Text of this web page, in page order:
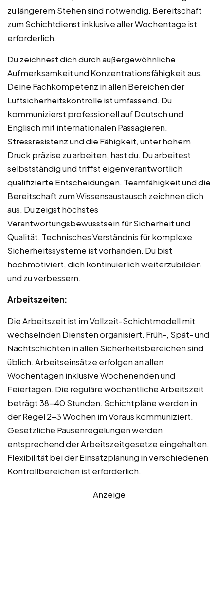
zu längerem Stehen sind notwendig. Bereitschaft
zum Schichtdienst inklusive aller Wochentage ist
erforderlich.
Du zeichnest dich durch außergewöhnliche
Aufmerksamkeit und Konzentrationsfähigkeit aus.
Deine Fachkompetenz in allen Bereichen der
Luftsicherheitskontrolle ist umfassend. Du
kommunizierst professionell auf Deutsch und
Englisch mit internationalen Passagieren.
Stressresistenz und die Fähigkeit, unter hohem
Druck präzise zu arbeiten, hast du. Du arbeitest
selbstständig und triffst eigenverantwortlich
qualifizierte Entscheidungen. Teamfähigkeit und die
Bereitschaft zum Wissensaustausch zeichnen dich
aus. Du zeigst höchstes
Verantwortungsbewusstsein für Sicherheit und
Qualität. Technisches Verständnis für komplexe
Sicherheitssysteme ist vorhanden. Du bist
hochmotiviert, dich kontinuierlich weiterzubilden
und zu verbessern.
Arbeitszeiten:
Die Arbeitszeit ist im Vollzeit-Schichtmodell mit
wechselnden Diensten organisiert. Früh-, Spät- und
Nachtschichten in allen Sicherheitsbereichen sind
üblich. Arbeitseinsätze erfolgen an allen
Wochentagen inklusive Wochenenden und
Feiertagen. Die reguläre wöchentliche Arbeitszeit
beträgt 38-40 Stunden. Schichtpläne werden in
der Regel 2-3 Wochen im Voraus kommuniziert.
Gesetzliche Pausenregelungen werden
entsprechend der Arbeitszeitgesetze eingehalten.
Flexibilität bei der Einsatzplanung in verschiedenen
Kontrollbereichen ist erforderlich.
Anzeige